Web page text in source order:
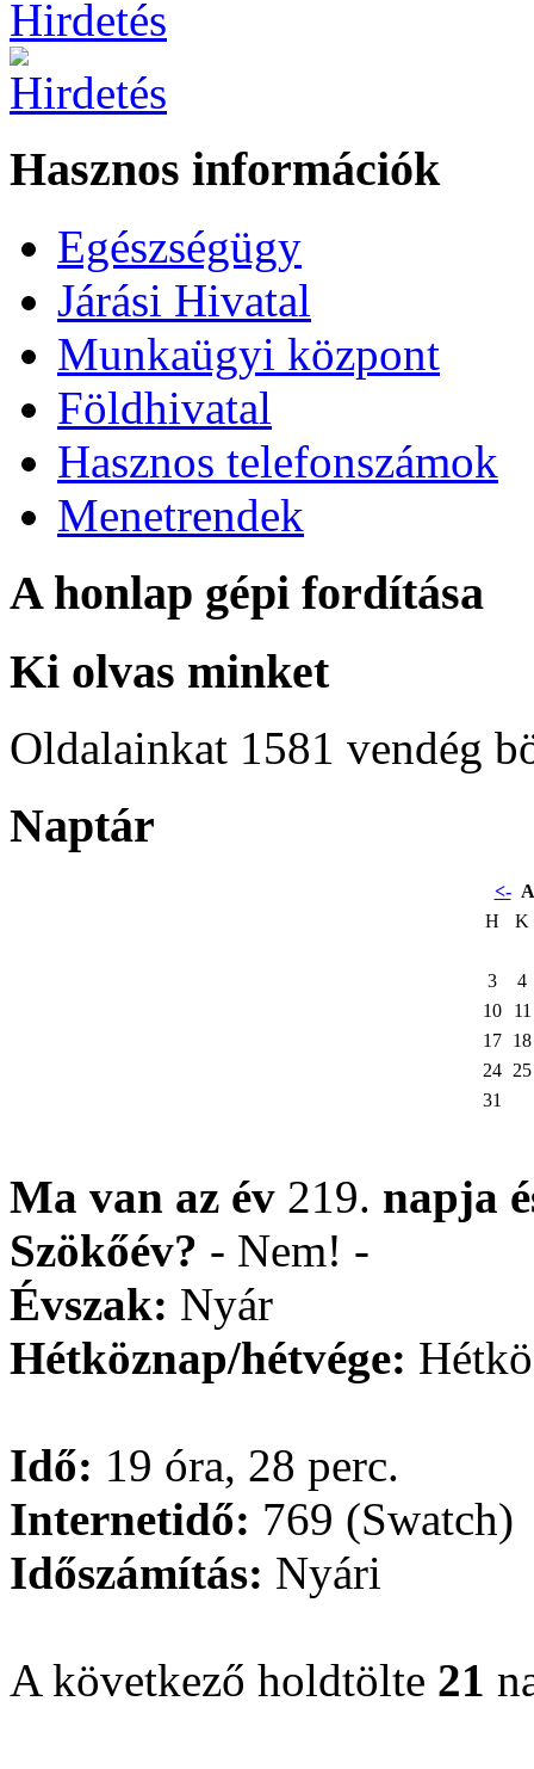
Hasznos információk
Egészségügy
Járási Hivatal
Munkaügyi központ
Földhivatal
Hasznos telefonszámok
Menetrendek
A honlap gépi fordítása
Ki olvas minket
Oldalainkat 1581 vendég
Naptár
<-
H
K
3
4
10
11
17 18
24 25
31
Ma van az év 219. napja
Szökőév? - Nem! -
Évszak: Nyár
Hétköznap/hétvége:
Idő: 19 óra, 28 perc.
Internetidő: 769 (Swatch)
Időszámítás: Nyári
A következő holdtölte 21